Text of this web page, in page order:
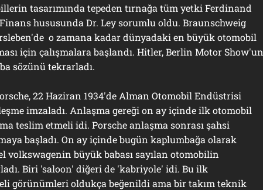
tasarımında tepeden tırnağa tüm yetki Ferdinand
hususunda Dr. Ley sorumlu oldu. Braunschweig
o zamana kadar dünyadaki en büyük otomobil
için çalışmalara başlandı. Hitler, Berlin Motor Show'un
sözünü tekrarladı.
22 Haziran 1934′de Alman Otomobil Endüstrisi
imzaladı. Anlaşma gereği on ay içinde ilk otomobil
teslim etmeli idi. Porsche anlaşma sonrası şahsi
başladı. On ay içinde bugün kaplumbağa olarak
volkswagenin büyük babası sayılan otomobilin
Biri 'saloon' diğeri de 'kabriyole' idi. Bu ilk
görünümleri oldukça beğenildi ama bir takım teknik